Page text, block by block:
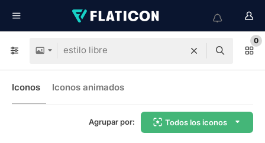
0
Iconos Iconos animados
Agrupar por: Todos los iconos